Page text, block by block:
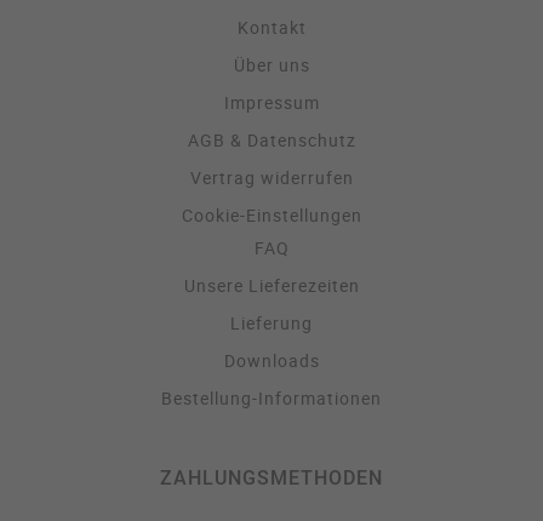
Kontakt
Über uns
Impressum
AGB & Datenschutz
Vertrag widerrufen
Cookie-Einstellungen
FAQ
Unsere Lieferezeiten
Lieferung
Downloads
Bestellung-Informationen
ZAHLUNGSMETHODEN